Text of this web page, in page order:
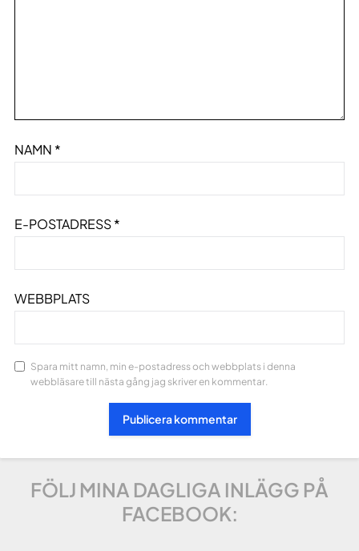
NAMN *
E-POSTADRESS*
WEBBPLATS
Spara mitt namn, min e-postadress och webbplats i denna
webbläsare till nästa gång jag skriver en kommentar.
FÖLJ MINA DAGLIGA INLÄGG PÅ
FACEBOOK: